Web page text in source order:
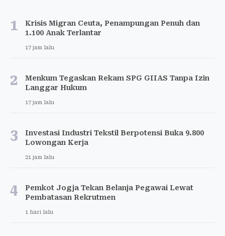
1
Krisis Migran Ceuta, Penampungan Penuh dan
1.100 Anak Terlantar
17 jam lalu
2
Menkum Tegaskan Rekam SPG GIIAS Tanpa Izin
Langgar Hukum
17 jam lalu
3
Investasi Industri Tekstil Berpotensi Buka 9.800
Lowongan Kerja
21 jam lalu
4
Pemkot Jogja Tekan Belanja Pegawai Lewat
Pembatasan Rekrutmen
1 hari lalu